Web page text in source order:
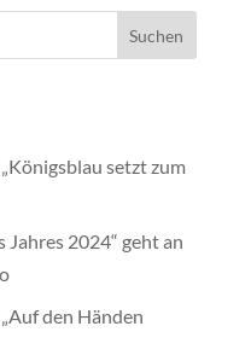
setzt zum
2024“ geht an
den Händen